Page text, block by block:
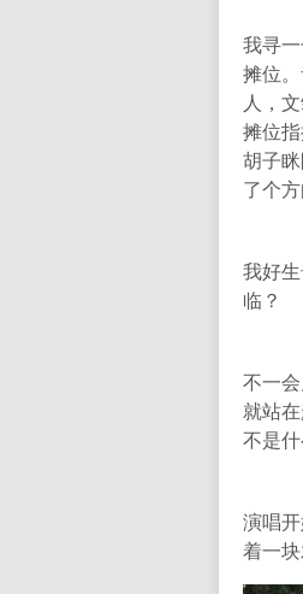
我寻
摊位
人，
摊位
胡子
了个
我好
临？
不一
就站
不是什
演唱
着一